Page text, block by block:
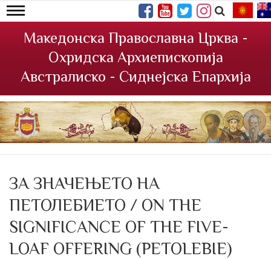
Македонска Православна Црква -
Охридска Архиепископија
Австралиско - Сиднејска Епархија
ЗА ЗНАЧЕЊЕТО НА
ПЕТОЛЕБИЕТО / ON THE
SIGNIFICANCE OF THE FIVE-
LOAF OFFERING (PETOLEBIE)